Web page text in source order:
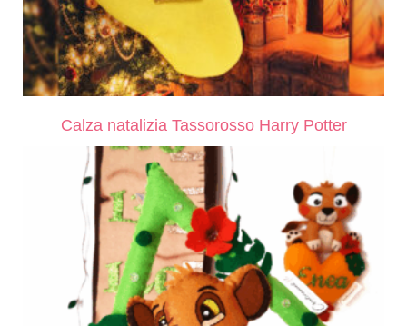
Calza natalizia Tassorosso Harry Potter